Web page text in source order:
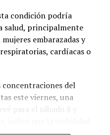
condición podría
salud, principalmente
embarazadas y
cardíacas o
concentraciones del
este viernes, una
para el sábado 8 y